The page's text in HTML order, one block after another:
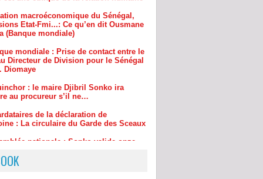
mondiale : Prise de contact entre le
Directeur de Division pour le Sénégal
Diomaye
: le maire Djibril Sonko ira
au procureur s’il ne…
de la déclaration de
: La circulaire du Garde des Sceaux
nationale : Sonko valide onze
chauds